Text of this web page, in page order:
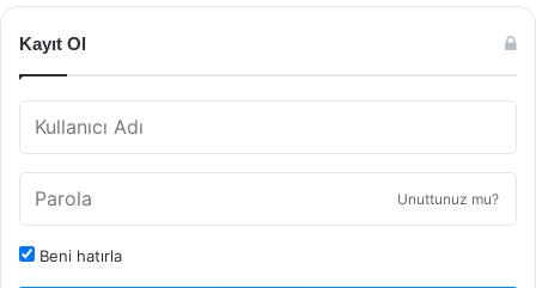
Kayıt Ol
Unuttunuz mu?
Beni hatırla